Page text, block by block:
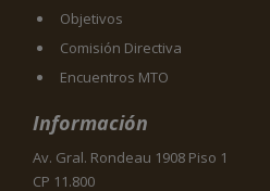
Objetivos
Comisión Directiva
Encuentros MTO
Información
Av. Gral. Rondeau 1908 Piso 1
CP 11.800